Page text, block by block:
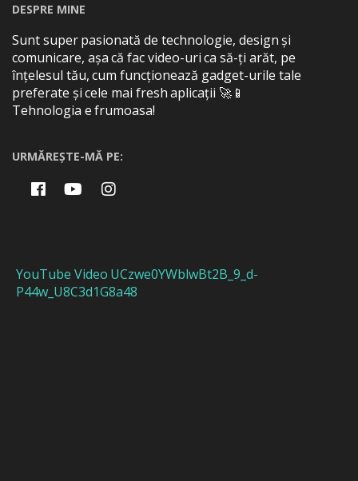
DESPRE MINE
Sunt super pasionată de technologie, design și
comunicare, așa că fac video-uri ca să-ți arăt, pe
înțelesul tău, cum funcționează gadget-urile tale
preferate și cele mai fresh aplicații 🚀📱
Tehnologia e frumoasa!
URMĂREȘTE-MĂ PE:
YouTube Video UCzwe0YWblwBt2B_9_d-
P44w_U8C3d1G8a48